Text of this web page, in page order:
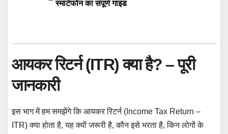
स्मार्टफोन का संपूर्ण गाइड
आयकर रिटर्न (ITR) क्या है? – पूरी
जानकारी
इस भाग में हम समझेंगे कि आयकर रिटर्न (Income Tax Return –
ITR) क्या होता है, यह क्यों जरूरी है, कौन इसे भरता है, किन लोगों के